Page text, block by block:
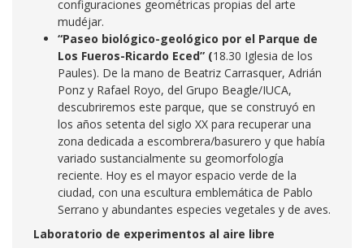
configuraciones geométricas propias del arte
mudéjar.
“Paseo biológico-geológico por el Parque de
Los Fueros-Ricardo Eced” (18.30 Iglesia de los
Paules). De la mano de Beatriz Carrasquer, Adrián
Ponz y Rafael Royo, del Grupo Beagle/IUCA,
descubriremos este parque, que se construyó en
los años setenta del siglo XX para recuperar una
zona dedicada a escombrera/basurero y que había
variado sustancialmente su geomorfología
reciente. Hoy es el mayor espacio verde de la
ciudad, con una escultura emblemática de Pablo
Serrano y abundantes especies vegetales y de aves.
Laboratorio de experimentos al aire libre